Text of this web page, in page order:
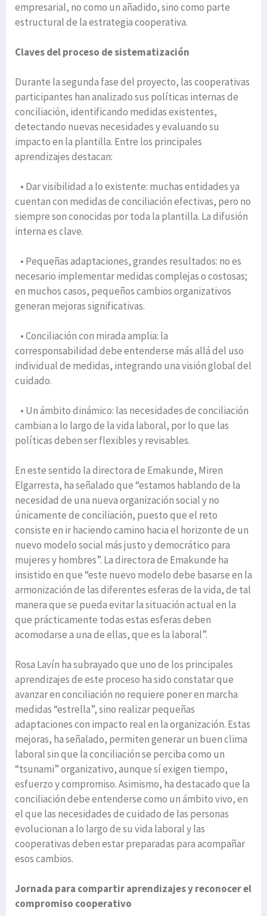
empresarial, no como un añadido, sino como parte
estructural de la estrategia cooperativa.
Claves del proceso de sistematización
Durante la segunda fase del proyecto, las cooperativas
participantes han analizado sus políticas internas de
conciliación, identificando medidas existentes,
detectando nuevas necesidades y evaluando su
impacto en la plantilla. Entre los principales
aprendizajes destacan:
• Dar visibilidad a lo existente: muchas entidades ya
cuentan con medidas de conciliación efectivas, pero no
siempre son conocidas por toda la plantilla. La difusión
interna es clave.
• Pequeñas adaptaciones, grandes resultados: no es
necesario implementar medidas complejas o costosas;
en muchos casos, pequeños cambios organizativos
generan mejoras significativas.
• Conciliación con mirada amplia: la
corresponsabilidad debe entenderse más allá del uso
individual de medidas, integrando una visión global del
cuidado.
• Un ámbito dinámico: las necesidades de conciliación
cambian a lo largo de la vida laboral, por lo que las
políticas deben ser flexibles y revisables.
En este sentido la directora de Emakunde, Miren
Elgarresta, ha señalado que “estamos hablando de la
necesidad de una nueva organización social y no
únicamente de conciliación, puesto que el reto
consiste en ir haciendo camino hacia el horizonte de un
nuevo modelo social más justo y democrático para
mujeres y hombres”. La directora de Emakunde ha
insistido en que “este nuevo modelo debe basarse en la
armonización de las diferentes esferas de la vida, de tal
manera que se pueda evitar la situación actual en la
que prácticamente todas estas esferas deben
acomodarse a una de ellas, que es la laboral”.
Rosa Lavín ha subrayado que uno de los principales
aprendizajes de este proceso ha sido constatar que
avanzar en conciliación no requiere poner en marcha
medidas “estrella”, sino realizar pequeñas
adaptaciones con impacto real en la organización. Estas
mejoras, ha señalado, permiten generar un buen clima
laboral sin que la conciliación se perciba como un
“tsunami” organizativo, aunque sí exigen tiempo,
esfuerzo y compromiso. Asimismo, ha destacado que la
conciliación debe entenderse como un ámbito vivo, en
el que las necesidades de cuidado de las personas
evolucionan a lo largo de su vida laboral y las
cooperativas deben estar preparadas para acompañar
esos cambios.
Jornada para compartir aprendizajes y reconocer el
compromiso cooperativo